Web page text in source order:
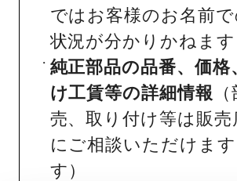
ではお客様のお名前
状況が分かりかねます
純正部品の品番、価格
け工賃等の詳細情報
売、取り付け等は販売
にご相談いただけま
す）